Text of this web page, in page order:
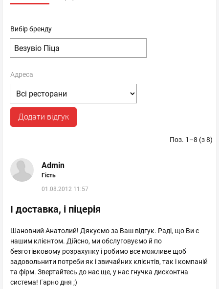
Вибір бренду
Адреса
Додати відгук
Поз. 1–8 (з 8)
Admin
Гість
01.08.2012 11:57
І доставка, і піцерія
Шановний Анатолий! Дякуємо за Ваш відгук. Раді, що Ви є
нашим клієнтом. Дійсно, ми обслуговуємо й по
безготівковому розрахунку і робимо все можливе щоб
задовольнити потреби як і звичайних клієнтів, так і компаній
та фірм. Звертайтесь до нас ще, у нас гнучка дисконтна
система! Гарно дня ;)